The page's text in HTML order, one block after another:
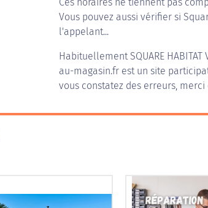
Vous pouvez aussi vérifier si
l'appelant...
HabituellementSQUARE HABITAT
au-magasin.fr est un site
vous constatez des erreurs,